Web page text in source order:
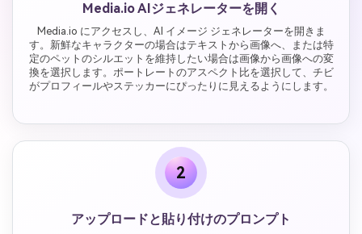
Media.io AIジェネレーターを開く
Media.io にアクセスし、AI イメージ ジェネレーターを開きま
す。新鮮なキャラクターの場合はテキストから画像へ、または特
定のペットのシルエットを維持したい場合は画像から画像への変
換を選択します。ポートレートのアスペクト比を選択して、チビ
がプロフィールやステッカーにぴったりに見えるようにします。
2
アップロードと貼り付けのプロンプト